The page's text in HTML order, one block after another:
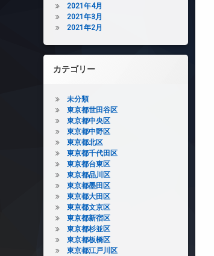
2021年4月
2021年3月
2021年2月
カテゴリー
未分類
東京都世田谷区
東京都中央区
東京都中野区
東京都北区
東京都千代田区
東京都台東区
東京都品川区
東京都墨田区
東京都大田区
東京都文京区
東京都新宿区
東京都杉並区
東京都板橋区
東京都江戸川区